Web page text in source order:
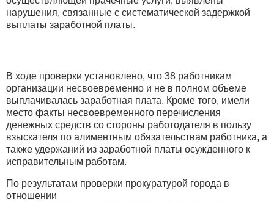
нарушения, связанные с систематической задержкой
выплаты заработной платы.
В ходе проверки установлено, что 38 работникам
организации несвоевременно и не в полном объеме
выплачивалась заработная плата. Кроме того, имели
место факты несвоевременного перечисления
денежных средств со стороны работодателя в пользу
взыскателя по алиментным обязательствам работника, а
также удержаний из заработной платы осужденного к
исправительным работам.
По результатам проверки прокуратурой города в
отношении